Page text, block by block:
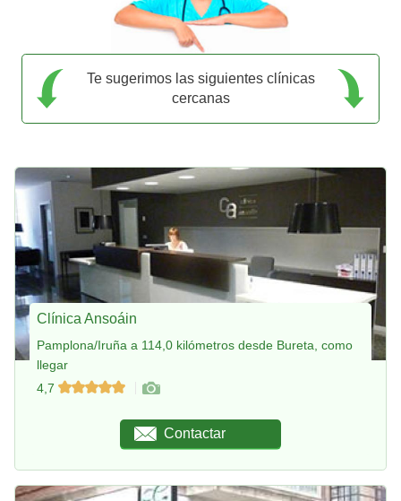
Te sugerimos las siguientes clínicas
cercanas
Clínica Ansoáin
Pamplona/Iruña a 114,0 kilómetros desde Bureta, como
llegar
4,7
Contactar